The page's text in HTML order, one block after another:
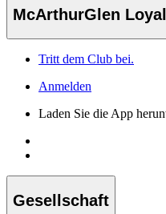
McArthurGlen
Tritt dem Club bei.
Anmelden
Laden Sie die App
Gesellschaft